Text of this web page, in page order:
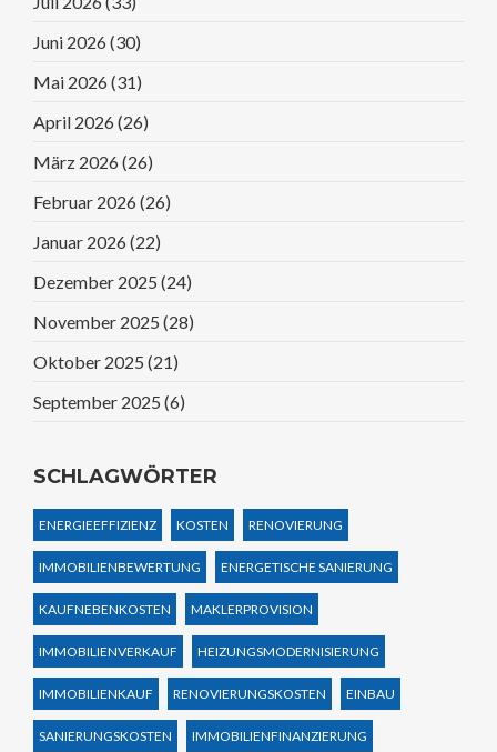
Juni 2026 (30)
Mai 2026 (31)
April 2026 (26)
März 2026 (26)
Februar 2026 (26)
Januar 2026 (22)
Dezember 2025 (24)
November 2025 (28)
Oktober 2025 (21)
September 2025 (6)
SCHLAGWÖRTER
ENERGIEEFFIZIENZ KOSTEN RENOVIERUNG
IMMOBILIENBEWERTUNG ENERGETISCHE SANIERUNG
KAUFNEBENKOSTEN MAKLERPROVISION
IMMOBILIENVERKAUF HEIZUNGSMODERNISIERUNG
IMMOBILIENKAUF RENOVIERUNGSKOSTEN EINBAU
SANIERUNGSKOSTEN IMMOBILIENFINANZIERUNG